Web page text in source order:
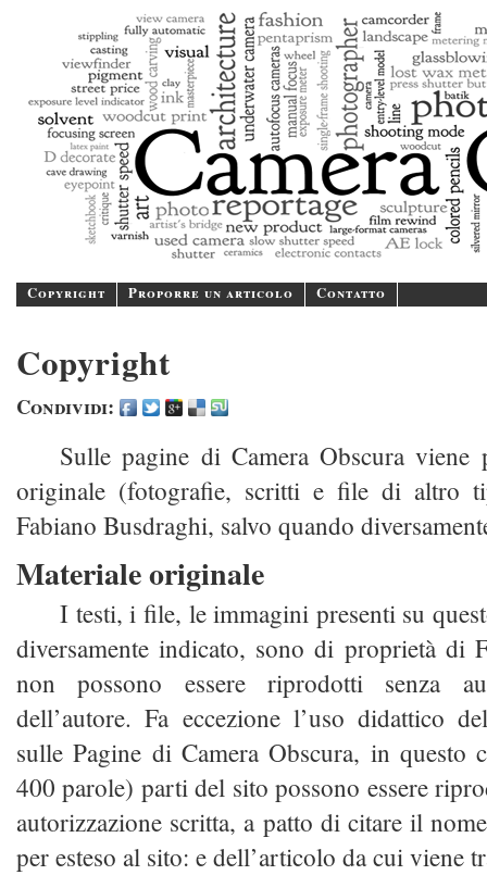
A blog/magazine
Copyright Proporre un articolo Contatto
Copyright
Condividi:
Sulle pagine di Camera Obscura viene
originale (fotografie, scritti e file di altro
Fabiano Busdraghi, salvo quando
Materiale originale
I testi, i file, le immagini presenti su
diversamente indicato, sono di proprietà di
non possono essere riprodotti senza
dell’autore. Fa eccezione l’uso didattico
sulle Pagine di Camera Obscura, in questo
400 parole) parti del sito possono essere
autorizzazione scritta, a patto di citare il
per esteso al sito: e dell’articolo da cui viene